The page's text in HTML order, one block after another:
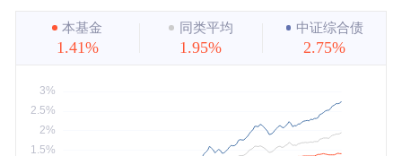
近3年
近5年
最大
本基金
1.41%
同类平均
1.95%
中证综合债
2.75%